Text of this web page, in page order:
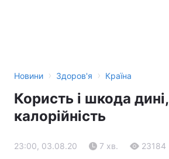
Новини › Здоров'я › Країна
Користь і шкода дині,
калорійність
23:00, 03.08.20 7 хв. 23184